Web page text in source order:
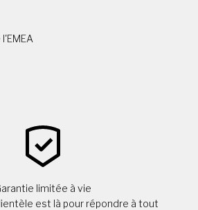
limitée à vie
est là pour répondre à tout